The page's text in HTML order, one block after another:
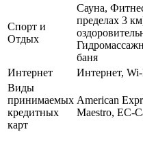
Спорт и
Отдых
Сауна,
пределах 3
баня
Интернет
Интернет,
Виды
принимаемых
кредитных
карт
American
Maestro, EC-